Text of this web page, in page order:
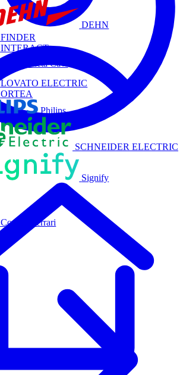
DEHN
FINDER
INTERACT
La Triveneta Cavi
LOVATO ELECTRIC
ORTEA
Philips
SCHNEIDER ELECTRIC
Signify
Comoli Ferrari